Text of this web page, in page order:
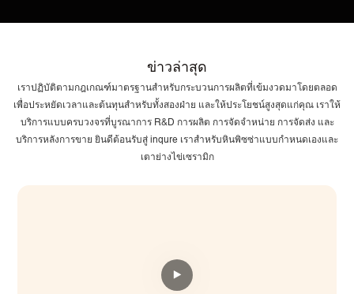
ข่าวล่าสุด
เราปฏิบัติตามกฎเกณฑ์มาตรฐานสำหรับกระบวนการผลิตที่เข้มงวดมาโดยตลอด
เพื่อประหยัดเวลาและต้นทุนสำหรับทั้งสองฝ่าย และให้ประโยชน์สูงสุดแก่คุณ เราให้
บริการแบบครบวงจรที่บูรณาการ R&D การผลิต การจัดจำหน่าย การจัดส่ง และ
บริการหลังการขาย ยินดีต้อนรับสู่ inqure เราสำหรับหินพิซซ่าแบบกำหนดเองและ
เตาย่างไข่เซรามิก